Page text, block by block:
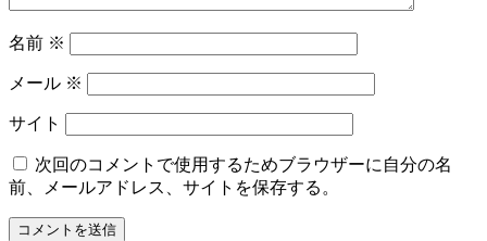
名前 ※
メール ※
サイト
次回のコメントで使用するためブラウザーに自分の名
前、メールアドレス、サイトを保存する。